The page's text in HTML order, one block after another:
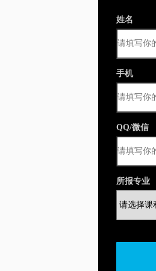
姓名
手机
QQ/微信
所报专业